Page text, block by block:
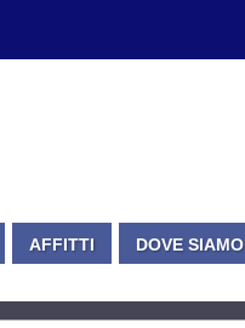
AFFITTI DOVE SIAMO